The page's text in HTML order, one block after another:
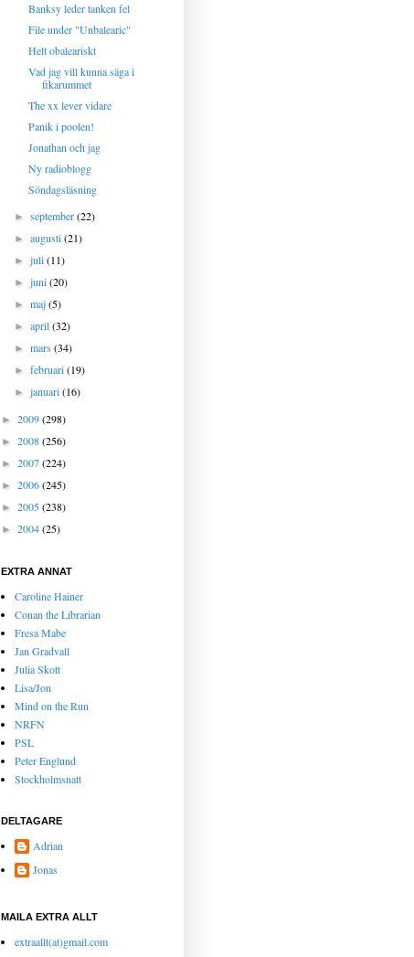
Banksy leder tanken fel
File under "Unbalearic"
Helt obaleariskt
Vad jag vill kunna säga i
fikarummet
The xx lever vidare
Panik i poolen!
Jonathan och jag
Ny radioblogg
Söndagsläsning
►september(22)
►augusti(21)
►juli(11)
►juni(20)
►maj(5)
►april(32)
►mars(34)
►februari(19)
►januari(16)
► 2009(298)
► 2008(256)
► 2007(224)
► 2006(245)
► 2005(238)
► 2004(25)
EXTRA ANNAT
Caroline Hainer
Conan the Librarian
Fresa Mabe
Jan Gradvall
Julia Skott
Lisa/Jon
Mind on the Run
NRFN
PSL
Peter Englund
Stockholmsnatt
DELTAGARE
Adrian
Jonas
MAILA EXTRA ALLT
extraallt(at)gmail.com